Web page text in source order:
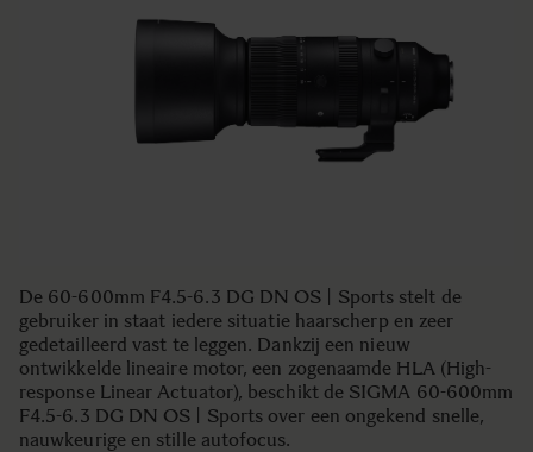
De 60-600mm F4.5-6.3 DG DN OS | Sports stelt de
gebruiker in staat iedere situatie haarscherp en zeer
gedetailleerd vast te leggen. Dankzij een nieuw
ontwikkelde lineaire motor, een zogenaamde HLA (High-
response Linear Actuator), beschikt de SIGMA 60-600mm
F4.5-6.3 DG DN OS | Sports over een ongekend snelle,
nauwkeurige en stille autofocus.